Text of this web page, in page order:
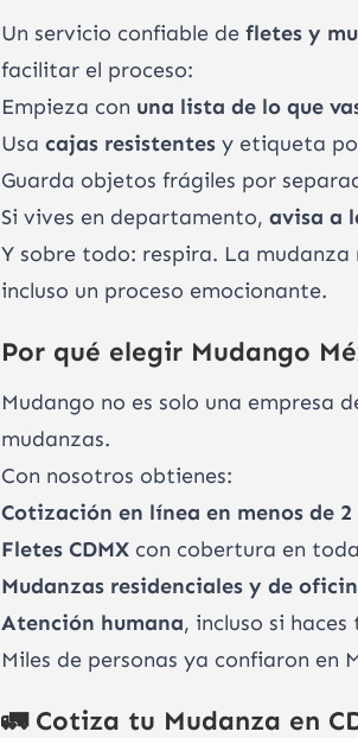
Un servicio confiable de fletes y
facilitar el proceso:
Empieza con una lista de lo que
Usa cajas resistentes y etiqueta
Guarda objetos frágiles por
Si vives en departamento, avisa a
Y sobre todo: respira. La
incluso un proceso emocionante.
Por qué elegir Mudango
Mudango no es solo una empresa
mudanzas.
Con nosotros obtienes:
Cotización en línea en menos de
Fletes CDMX con cobertura en
Mudanzas residenciales y de
Atención humana, incluso si
Miles de personas ya confiaron
🚛 Cotiza tu Mudanza en